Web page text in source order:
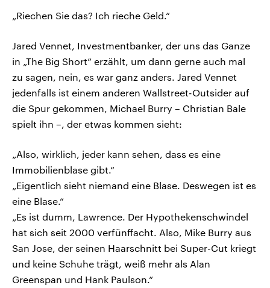
„Riechen Sie das? Ich rieche Geld.“
Jared Vennet, Investmentbanker, der uns das Ganze
in „The Big Short“ erzählt, um dann gerne auch mal
zu sagen, nein, es war ganz anders. Jared Vennet
jedenfalls ist einem anderen Wallstreet-Outsider auf
die Spur gekommen, Michael Burry – Christian Bale
spielt ihn –, der etwas kommen sieht:
„Also, wirklich, jeder kann sehen, dass es eine
Immobilienblase gibt.“
„Eigentlich sieht niemand eine Blase. Deswegen ist es
eine Blase.“
„Es ist dumm, Lawrence. Der Hypothekenschwindel
hat sich seit 2000 verfünffacht. Also, Mike Burry aus
San Jose, der seinen Haarschnitt bei Super-Cut kriegt
und keine Schuhe trägt, weiß mehr als Alan
Greenspan und Hank Paulson.“